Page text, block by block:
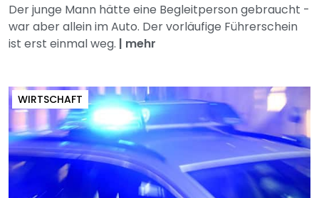
Der junge Mann hätte eine Begleitperson gebraucht -
war aber allein im Auto. Der vorläufige Führerschein
ist erst einmal weg. | mehr
WIRTSCHAFT